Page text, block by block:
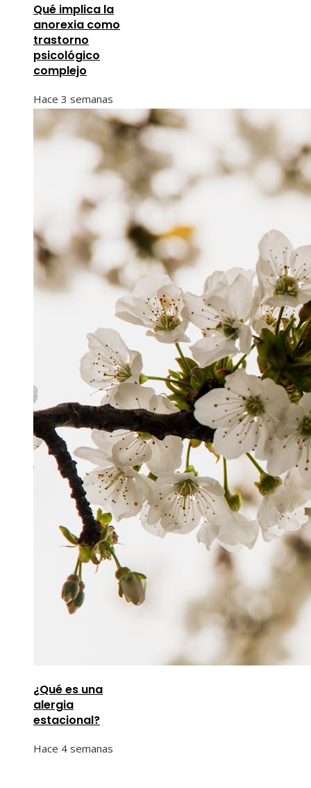
Qué implica la
anorexia como
trastorno
psicológico
complejo
Hace 3 semanas
¿Qué es una
alergia
estacional?
Hace 4 semanas